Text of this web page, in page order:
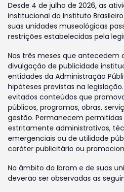
Desde 4 de julho de 2026, as
institucional do Instituto
suas unidades museológicas
restrições estabelecidas pela
Nos três meses que antecedem
divulgação de publicidade
entidades da Administração
hipóteses previstas na
evitados conteúdos que
públicos, programas, obras,
gestão. Permanecem
estritamente administrativas,
emergenciais ou de utilidade
caráter publicitário ou
No âmbito do Ibram e de suas
deverão ser observadas as